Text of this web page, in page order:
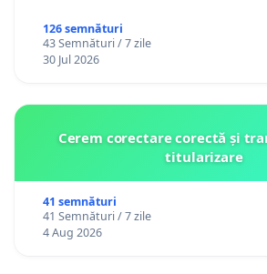
126 semnături
43 Semnături / 7 zile
30 Jul 2026
Cerem corectare corectă și
titularizare
41 semnături
41 Semnături / 7 zile
4 Aug 2026